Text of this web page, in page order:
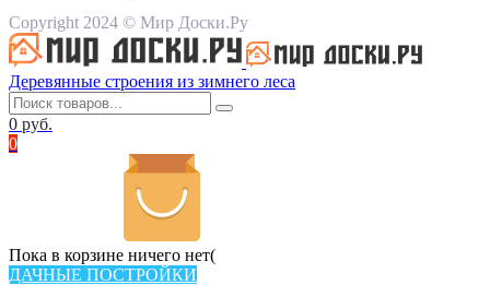
Copyright 2024 © Мир Доски.Ру
Деревянные строения из зимнего леса
0 руб.
0
Пока в корзине ничего нет(
ДАЧНЫЕ ПОСТРОЙКИ